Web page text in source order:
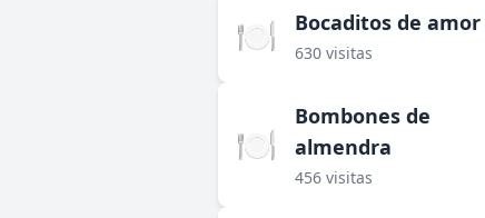
🍽️ Bocaditos de amor
630 visitas
🍽️
Bombones de
almendra
456 visitas